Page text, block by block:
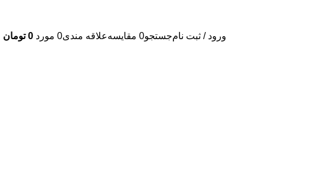
ورود / ثبت نامجستجو0 مقايسهعلاقه مندی0 مورد 0 تومان